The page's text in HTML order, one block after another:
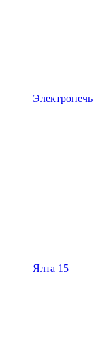
Электропечь
Ялта 15